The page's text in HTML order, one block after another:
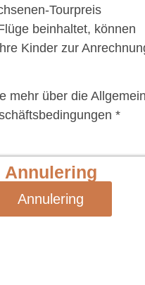
Tourpreis
beinhaltet, können
Kinder zur
mehr über die
*
Annulering
Annulering